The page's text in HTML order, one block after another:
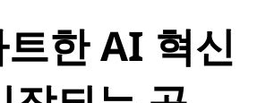
한 AI 혁신